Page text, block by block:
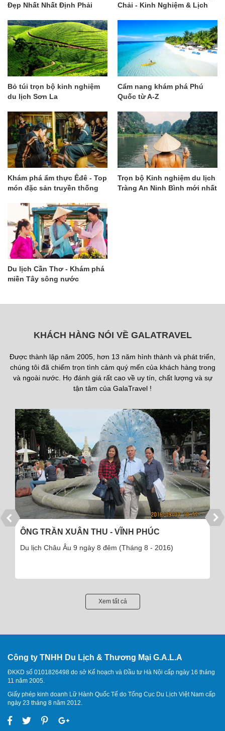
Đẹp Nhất Nhất Định Phải
Chải - Kinh Nghiệm & Lịch
Bỏ túi trọn bộ kinh nghiệm
du lịch Sơn La
Cẩm nang khám phá Phú
Quốc từ A-Z
Khám phá ẩm thực Êđê - Top
món đặc sản truyền thống
Trọn bộ Kinh nghiệm du lịch
Tràng An Ninh Bình mới nhất
Du lịch Cần Thơ - Khám phá
miền Tây sông nước
KHÁCH HÀNG NÓI VỀ GALATRAVEL
Được thành lập năm 2005, hơn 13 năm hình thành và phát triển,
chúng tôi đã chiếm trọn tình cảm quý mến của khách hàng trong
và ngoài nước. Họ đánh giá rất cao về uy tín, chất lượng và sự
tận tâm của GalaTravel !
ÔNG TRẦN XUÂN THU - VĨNH PHÚC
Du lịch Châu Âu 9 ngày 8 đêm (Tháng 8 - 2016)
Xem tất cả
Công ty TNHH Du Lịch & Thương Mại G.A.L.A
ĐKKD số 0101826498 do sở Kế hoạch và Đầu tư Hà Nội cấp ngày 16 tháng
11 năm 2005.
Giấy phép kinh doanh Lữ Hành Quốc Tế do Tổng Cục Du Lịch Việt Nam cấp
ngày 23 tháng 8 năm 2012.